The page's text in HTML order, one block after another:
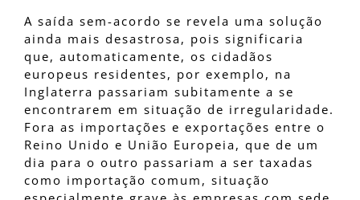
A saída sem-acordo se revela uma solução
ainda mais desastrosa, pois significaria
que, automaticamente, os cidadãos
europeus residentes, por exemplo, na
Inglaterra passariam subitamente a se
encontrarem em situação de irregularidade.
Fora as importações e exportações entre o
Reino Unido e União Europeia, que de um
dia para o outro passariam a ser taxadas
como importação comum, situação